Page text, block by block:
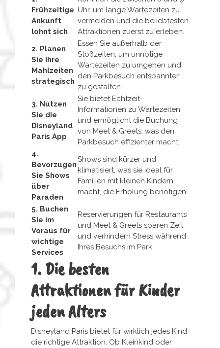
Frühzeitige
Ankunft
lohnt sich
Uhr, um lange Wartezeiten zu
vermeiden und die beliebtesten
Attraktionen zuerst zu erleben.
2. Planen
Sie Ihre
Mahlzeiten
strategisch
Essen Sie außerhalb der
Stoßzeiten, um unnötige
Wartezeiten zu umgehen und
den Parkbesuch entspannter
zu gestalten.
3. Nutzen
Sie die
Disneyland
Paris App
Sie bietet Echtzeit-
Informationen zu Wartezeiten
und ermöglicht die Buchung
von Meet & Greets, was den
Parkbesuch effizienter macht.
4.
Bevorzugen
Sie Shows
über
Paraden
Shows sind kürzer und
klimatisiert, was sie ideal für
Familien mit kleinen Kindern
macht, die Erholung benötigen.
5. Buchen
Sie im
Voraus für
wichtige
Services
Reservierungen für Restaurants
und Meet & Greets sparen Zeit
und verhindern Stress während
Ihres Besuchs im Park.
1. Die besten
Attraktionen für Kinder
jeden Alters
Disneyland Paris bietet für wirklich jedes Kind
die richtige Attraktion. Ob Kleinkind oder